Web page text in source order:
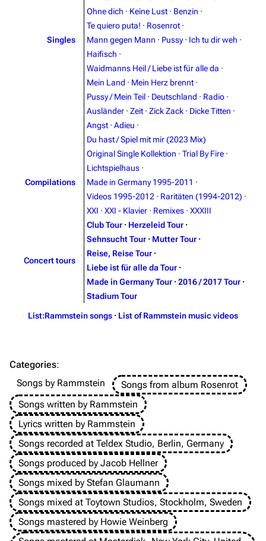
3.4K 12 290.4K
Navigation
Blog
Rammstein
Information
Discography
Videography
Emigrate
Information
Discography
Videography
Song list
Merchandise
Lindemann
Information
Discography
Videography
Song list
Tour dates
Merchandise
Till Lindemann
Flake Lorenz
Singles
Ohne dich · Keine Lust · Benzin ·
Te quiero puta! · Rosenrot ·
Mann gegen Mann · Pussy · Ich tu dir weh ·
Haifisch ·
Waidmanns Heil / Liebe ist für alle da ·
Mein Land · Mein Herz brennt ·
Pussy / Mein Teil · Deutschland · Radio ·
Ausländer · Zeit · Zick Zack · Dicke Titten ·
Angst · Adieu ·
Du hast / Spiel mit mir (2023 Mix)
Compilations
Original Single Kollektion · Trial By Fire ·
Lichtspielhaus ·
Made in Germany 1995-2011 ·
Videos 1995-2012 · Raritäten (1994-2012) ·
XXI · XXI - Klavier · Remixes · XXXIII
Concert tours
Club Tour · Herzeleid Tour ·
Sehnsucht Tour · Mutter Tour ·
Reise, Reise Tour ·
Liebe ist für alle da Tour ·
Made in Germany Tour · 2016 / 2017 Tour ·
Stadium Tour
List:Rammstein songs · List of Rammstein music videos
Categories:
Songs by Rammstein
Songs from album Rosenrot
Songs written by Rammstein
Lyrics written by Rammstein
Songs recorded at Teldex Studio, Berlin, Germany
Songs produced by Jacob Hellner
Songs mixed by Stefan Glaumann
Songs mixed at Toytown Studios, Stockholm, Sweden
Songs mastered by Howie Weinberg